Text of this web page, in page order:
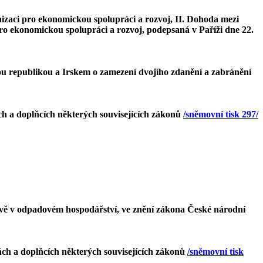
pro ekonomickou spolupráci a rozvoj, II. Dohoda mezi
spolupráci a rozvoj, podepsaná v Paříži dne 22.
republikou a Irskem o zamezení dvojího zdanění a zabránění
a doplňcích některých souvisejících zákonů /sněmovní tisk 297/
v odpadovém hospodářství, ve znění zákona České národní
a doplňcích některých souvisejících zákonů /sněmovní tisk